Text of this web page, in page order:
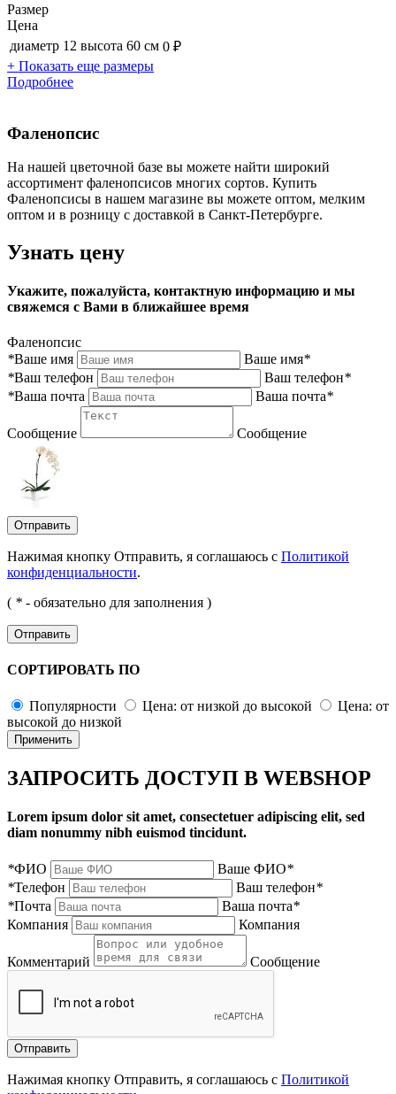
Размер
Цена
диаметр 12 высота 60 см 0 ₽
+ Показать еще размеры
Подробнее
Фаленопсис
На нашей цветочной базе вы можете найти широкий
ассортимент фаленопсисов многих сортов. Купить
Фаленопсисы в нашем магазине вы можете оптом, мелким
оптом и в розницу с доставкой в Санкт-Петербурге.
Узнать цену
Укажите, пожалуйста, контактную информацию и мы
свяжемся с Вами в ближайшее время
Фаленопсис
*Ваше имя Ваше имя*
*Ваш телефон Ваш телефон*
*Ваша почта Ваша почта*
Сообщение Сообщение
Отправить
Нажимая кнопку Отправить, я соглашаюсь с Политикой
конфиденциальности.
( * - обязательно для заполнения )
Отправить
СОРТИРОВАТЬ ПО
Популярности Цена: от низкой до высокой
Цена: от
высокой до низкой
Применить
ЗАПРОСИТЬ ДОСТУП В WEBSHOP
Lorem ipsum dolor sit amet, consectetuer adipiscing elit, sed
diam nonummy nibh euismod tincidunt.
*ФИО Ваше ФИО*
*Телефон Ваш телефон*
*Почта Ваша почта*
Компания
Компания
Комментарий Сообщение
Нажимая кнопку Отправить, я соглашаюсь с Политикой